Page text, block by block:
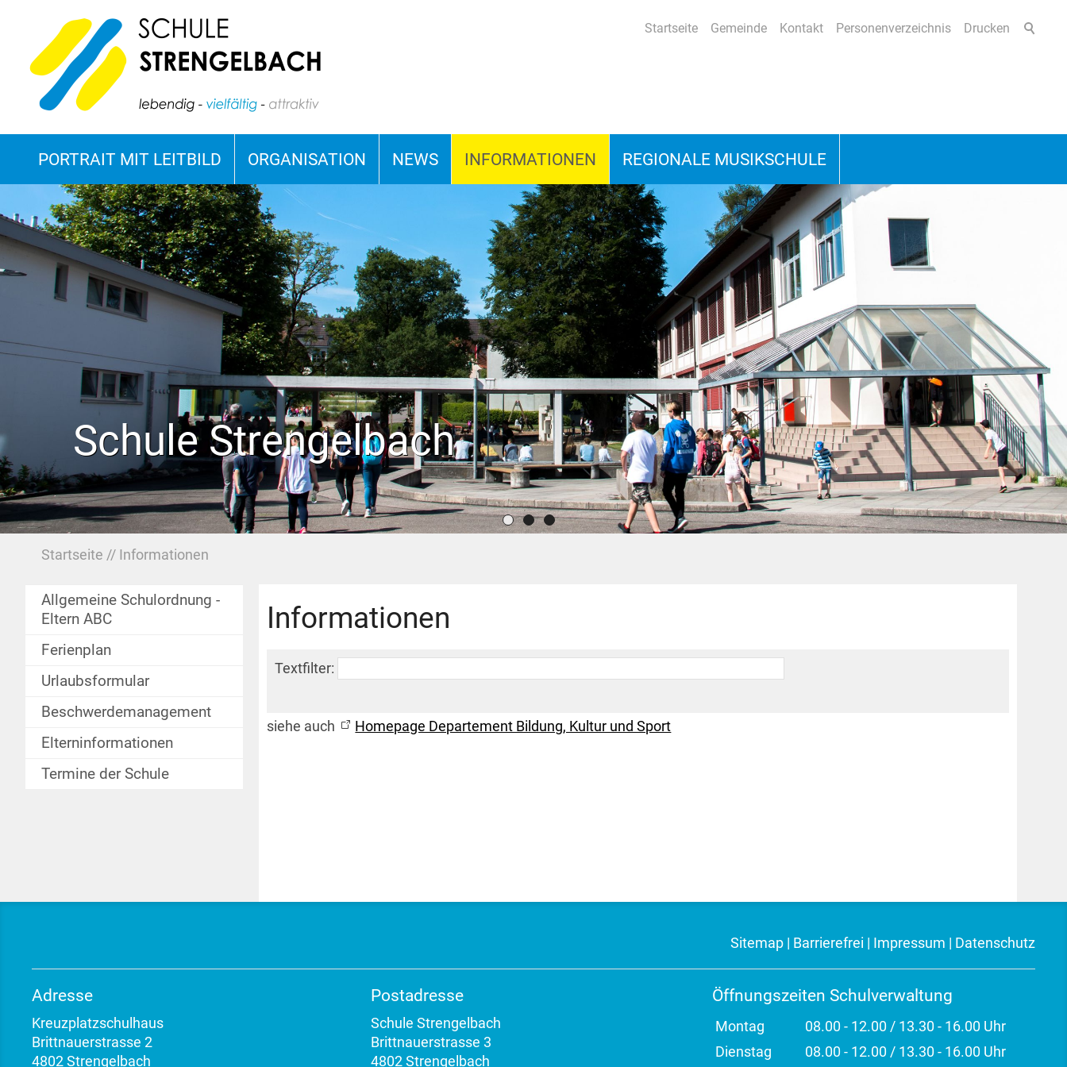
Startseite Gemeinde Kontakt Personenverzeichnis Drucken
PORTRAIT MIT LEITBILD ORGANISATION NEWS INFORMATIONEN REGIONALE MUSIKSCHULE
Schule Strengelbach
Startseite Informationen
Allgemeine Schulordnung -
Eltern ABC
Ferienplan
Urlaubsformular
Beschwerdemanagement
Elterninformationen
Termine der Schule
Informationen
Textfilter:
siehe auch Homepage Departement Bildung, Kultur und Sport
Sitemap | Barrierefrei | Impressum | Datenschutz
Adresse
Kreuzplatzschulhaus
Brittnauerstrasse 2
4802 Strengelbach
Postadresse
Schule Strengelbach
Brittnauerstrasse 3
4802 Strengelbach
Öffnungszeiten Schulverwaltung
Montag
08.00 - 12.00 / 13.30 - 16.00 Uhr
Dienstag
08.00 - 12.00 / 13.30 - 16.00 Uhr